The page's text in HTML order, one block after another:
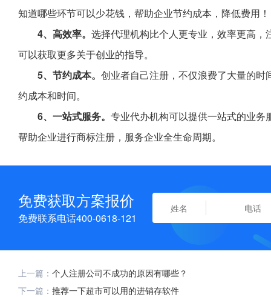
知道哪些环节可以少花钱，帮助企业节约成本，降低费用！
4、高效率。 选择代理机构比个人更专业，效率更高
可以获取更多关于创业的指导。
5、节约成本。 创业者自己注册，不仅浪费了大量的
约成本和时间。
6、一站式服务。 专业代办机构可以提供一站式的业
帮助企业进行商标注册，服务企业全生命周期。
免费获取方案报价
免费联系电话400-0618-121
上一篇： 个人注册公司不成功的原因有哪些？
下一篇： 推荐一下超市可以用的进销存软件